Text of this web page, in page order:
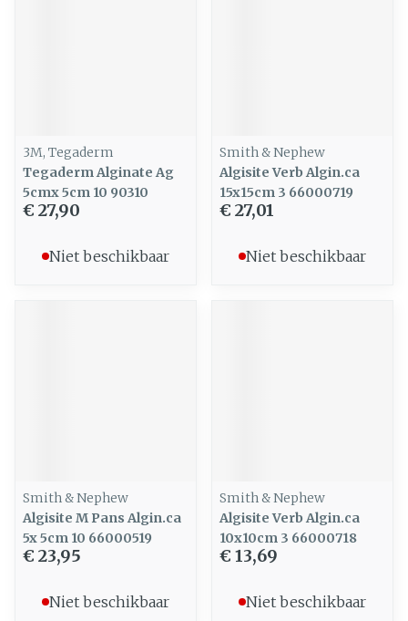
3M, Tegaderm
Tegaderm Alginate Ag
5cmx 5cm 10 90310
€ 27,90
Niet beschikbaar
Smith & Nephew
Algisite Verb Algin.ca
15x15cm 3 66000719
€ 27,01
Niet beschikbaar
Smith & Nephew
Algisite M Pans Algin.ca
5x 5cm 10 66000519
€ 23,95
Niet beschikbaar
Smith & Nephew
Algisite Verb Algin.ca
10x10cm 3 66000718
€ 13,69
Niet beschikbaar